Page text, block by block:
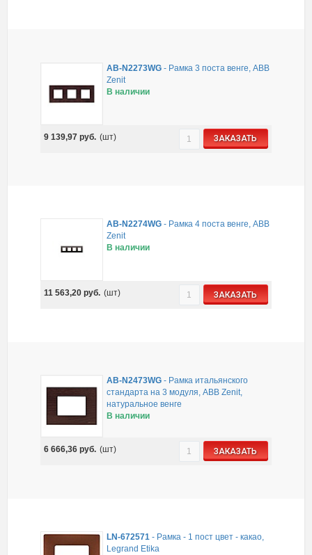
AB-N2273WG - Рамка 3 поста венге, ABB
Zenit
В наличии
9 139,97руб. (шт) ЗАКАЗАТЬ
AB-N2274WG - Рамка 4 поста венге, ABB
Zenit
В наличии
11 563,20руб. (шт) ЗАКАЗАТЬ
AB-N2473WG - Рамка итальянского
стандарта на 3 модуля, ABB Zenit,
натуральное венге
В наличии
6 666,36руб. (шт) ЗАКАЗАТЬ
LN-672571 - Рамка - 1 пост цвет - какао,
Legrand Etika